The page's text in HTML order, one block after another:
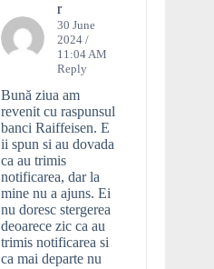
r
30 June
2024 /
11:04 AM
Reply
Bună ziua am
revenit cu raspunsul
banci Raiffeisen. E
ii spun si au dovada
ca au trimis
notificarea, dar la
mine nu a ajuns. Ei
nu doresc stergerea
deoarece zic ca au
trimis notificarea si
ca mai departe nu